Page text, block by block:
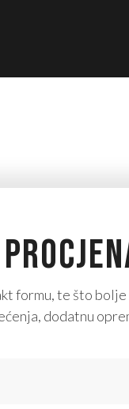
formu, te što
dodatnu